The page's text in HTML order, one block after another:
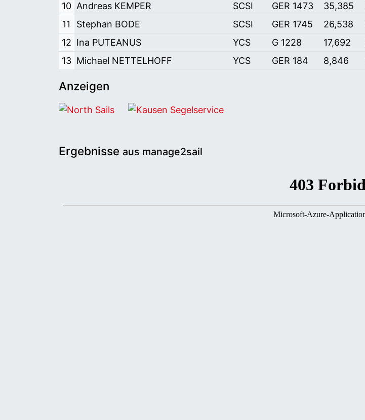
10 Andreas KEMPER SCSI GER 1473 35,385
11
Stephan BODE SCSI GER 1745 26,538
12 Ina PUTEANUS YCS G 1228 17,692
13 Michael NETTELHOFF YCS GER 184 8,846
Anzeigen
Ergebnisse aus manage2sail